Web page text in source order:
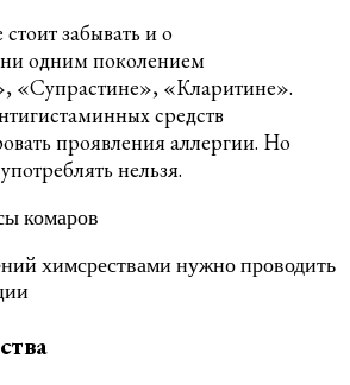
забывать и о
одним поколением
«Супрастине», «Кларитине».
средств
проявления аллергии. Но
нельзя.
химсрествами нужно проводить